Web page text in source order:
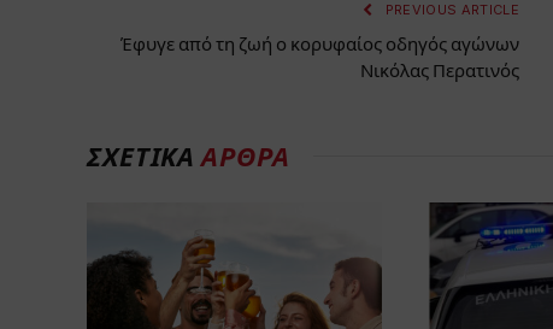
PREVIOUS ARTICLE
Έφυγε από τη ζωή ο κορυφαίος οδηγός αγώνων
Νικόλας Περατινός
ΣΧΕΤΙΚΑΑΡΘΡΑ